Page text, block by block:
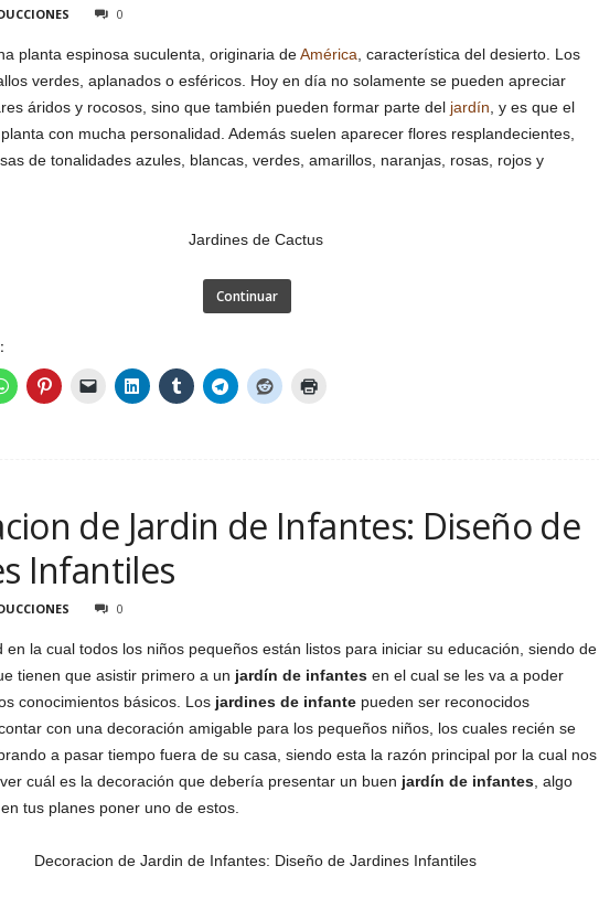
0
planta espinosa suculenta, originaria deAmérica , característica del desierto. Los
verdes, aplanados o esféricos. Hoy en día no solamente se pueden apreciar
áridos y rocosos, sino que también pueden formar parte del jardín , y es que el
con mucha personalidad. Además suelen aparecer flores resplandecientes,
de tonalidades azules, blancas, verdes, amarillos, naranjas, rosas, rojos y
Continuar
de Jardin de Infantes: Diseño de
Infantiles
0
en la cual todos los niños pequeños están listos para iniciar su educación, siendo de
tienen que asistir primero a un jardín de infantesen el cual se les va a poder
conocimientos básicos. Los jardines de infantepueden ser reconocidos
con una decoración amigable para los pequeños niños, los cuales recién se
a pasar tiempo fuera de su casa, siendo esta la razón principal por la cual nos
cuál es la decoración que debería presentar un buen jardín de infantes, algo
tus planes poner uno de estos.